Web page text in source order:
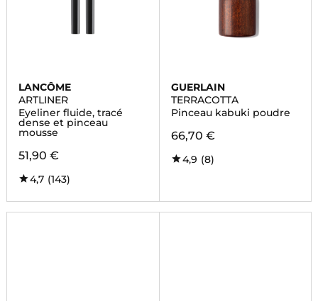
LANCÔME
ARTLINER
Eyeliner fluide, tracé
dense et pinceau
mousse
51,90 €
4,7 (143)
GUERLAIN
TERRACOTTA
Pinceau kabuki poudre
66,70 €
4,9 (8)